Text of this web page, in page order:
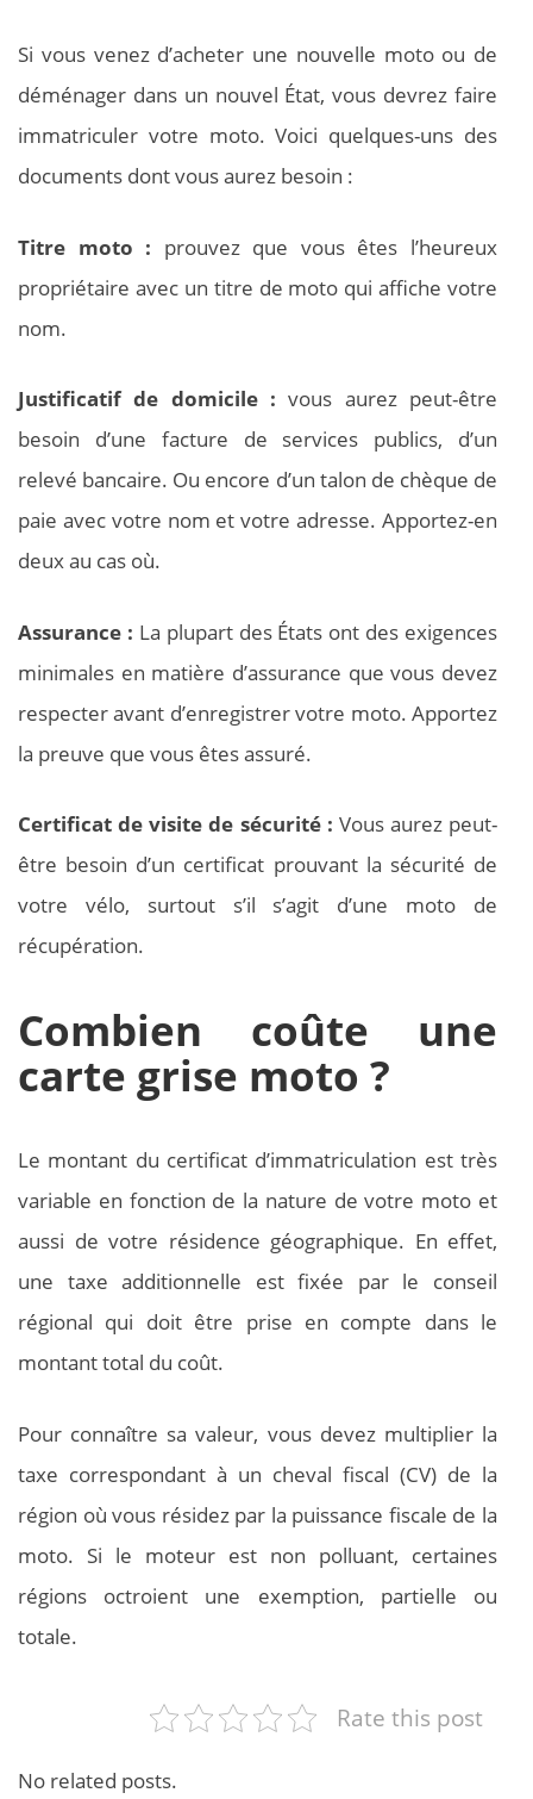
Si vous venez d’acheter une nouvelle moto ou de
déménager dans un nouvel État, vous devrez faire
immatriculer votre moto. Voici quelques-uns des
documents dont vous aurez besoin :
Titre moto : prouvez que vous êtes l’heureux
propriétaire avec un titre de moto qui affiche votre
nom.
Justificatif de domicile : vous aurez peut-être
besoin d’une facture de services publics, d’un
relevé bancaire. Ou encore d’un talon de chèque de
paie avec votre nom et votre adresse. Apportez-en
deux au cas où.
Assurance : La plupart des États ont des exigences
minimales en matière d’assurance que vous devez
respecter avant d’enregistrer votre moto. Apportez
la preuve que vous êtes assuré.
Certificat de visite de sécurité : Vous aurez peut-
être besoin d’un certificat prouvant la sécurité de
votre vélo, surtout s’il s’agit d’une moto de
récupération.
Combien coûte une
carte grise moto ?
Le montant du certificat d’immatriculation est très
variable en fonction de la nature de votre moto et
aussi de votre résidence géographique. En effet,
une taxe additionnelle est fixée par le conseil
régional qui doit être prise en compte dans le
montant total du coût.
Pour connaître sa valeur, vous devez multiplier la
taxe correspondant à un cheval fiscal (CV) de la
région où vous résidez par la puissance fiscale de la
moto. Si le moteur est non polluant, certaines
régions octroient une exemption, partielle ou
totale.
Rate this post
No related posts.